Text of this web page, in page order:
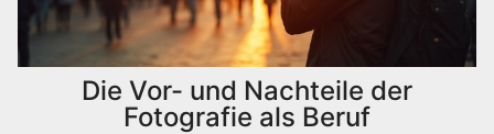
Die Vor- und Nachteile der
Fotografie als Beruf